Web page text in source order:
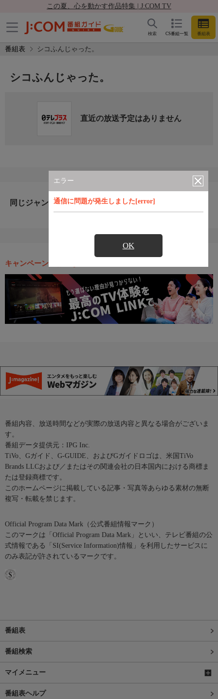
この夏、心を動かす作品特集 | J:COM TV
CS番組一覧 番組表
検索
番組表 シコふんじゃった。
エラー
通信に問題が発生しました[error]
OK
シコふんじゃった。
直近の放送予定はありません
同じジャンルのおすすめ番組
キャンペーン・お得な情報
番組内容、放送時間などが実際の放送内容と異なる場合がございま
す。
番組データ提供元：IPG Inc.
TiVo、Gガイド、G-GUIDE、およびGガイドロゴは、米国TiVo
Brands LLCおよび／またはその関連会社の日本国内における商標ま
たは登録商標です。
このホームページに掲載している記事・写真等あらゆる素材の無断
複写・転載を禁じます。
Official Program Data Mark（公式番組情報マーク）
このマークは「Official Program Data Mark」といい、テレビ番組の公
式情報である「SI(Service Information)情報」を利用したサービスに
のみ表記が許されているマークです。
番組表
番組検索
マイメニュー
番組表ヘルプ